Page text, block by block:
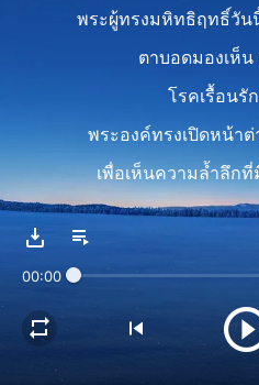
พระผู้ทรงมหิทธิฤทธิ์วัน
ตาบอดมองเห็น
โรคเรื้อนรั
พระองค์ทรงเปิดหน้าต่
เพื่อเห็นความล้ำลึก
พระวจนะแท
นี่คือราชกิจ
00:00